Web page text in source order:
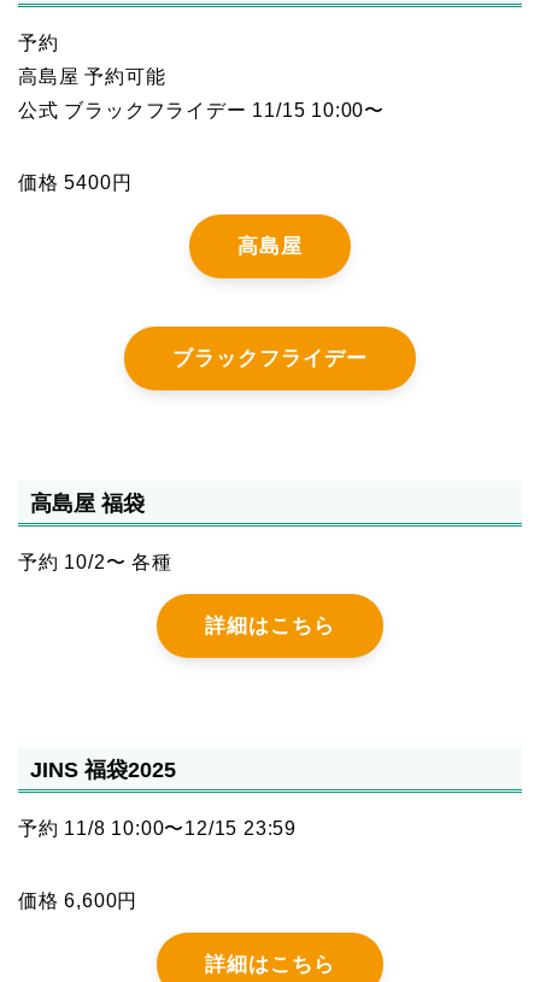
予約
高島屋 予約可能
公式 ブラックフライデー 11/15 10:00〜
価格 5400円
高島屋
ブラックフライデー
高島屋 福袋
予約 10/2〜 各種
詳細はこちら
JINS 福袋2025
予約 11/8 10:00〜12/15 23:59
価格 6,600円
詳細はこちら